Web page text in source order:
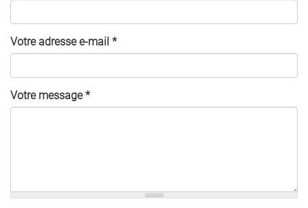
Votre adresse e-mail *
Votre message*